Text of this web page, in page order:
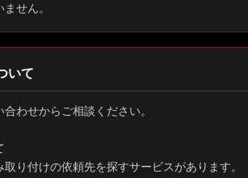
せん。
いて
わせからご相談ください。
り付けの依頼先を探すサービスがあります。